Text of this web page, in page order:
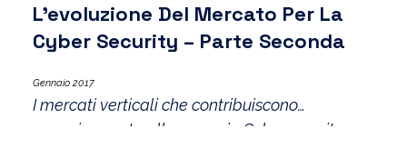
L’evoluzione Del Mercato Per La
Cyber Security – Parte Seconda
Gennaio 2017
I mercati verticali che contribuiscono
maggiormente alla spesa in Cybersecurity